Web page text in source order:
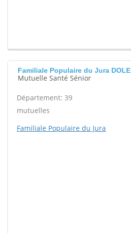
Familiale Populaire du Jura DOLE
Mutuelle Santé Sénior
Département: 39
mutuelles
Familiale Populaire du Jura